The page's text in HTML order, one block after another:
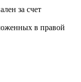
за счет
в правой